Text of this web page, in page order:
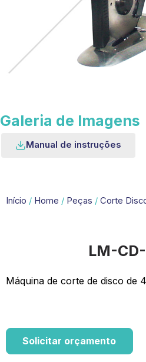
Galeria de Imagens
Manual de instruções
Início / Home / Peças / Corte
LM-
Máquina de corte de disco de
Solicitar orçamento